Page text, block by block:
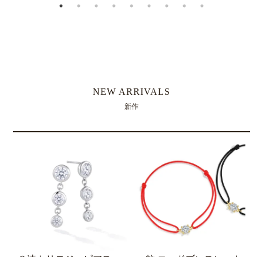
NEW ARRIVALS
新作